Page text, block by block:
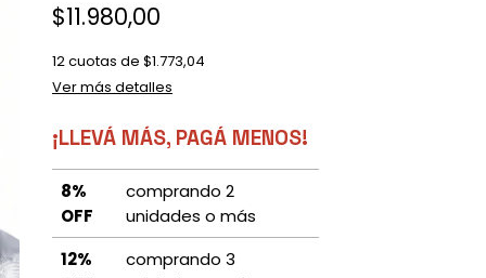
$11.980,00
12cuotas de $1.773,04
Ver más detalles
¡LLEVÁ MÁS, PAGÁ MENOS!
8%
OFF
comprando 2
unidades o más
12%
comprando 3